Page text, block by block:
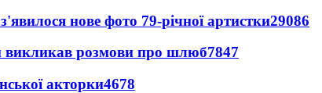
нове фото 79-річної артистки29086
викликав розмови про шлюб7847
акторки4678